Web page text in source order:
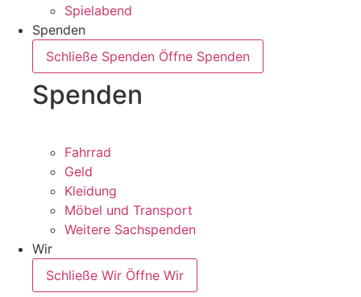
Spielabend
Spenden
Schließe Spenden Öffne Spenden
Spenden
Fahrrad
Geld
Kleidung
Möbel und Transport
Weitere Sachspenden
Wir
Schließe Wir Öffne Wir